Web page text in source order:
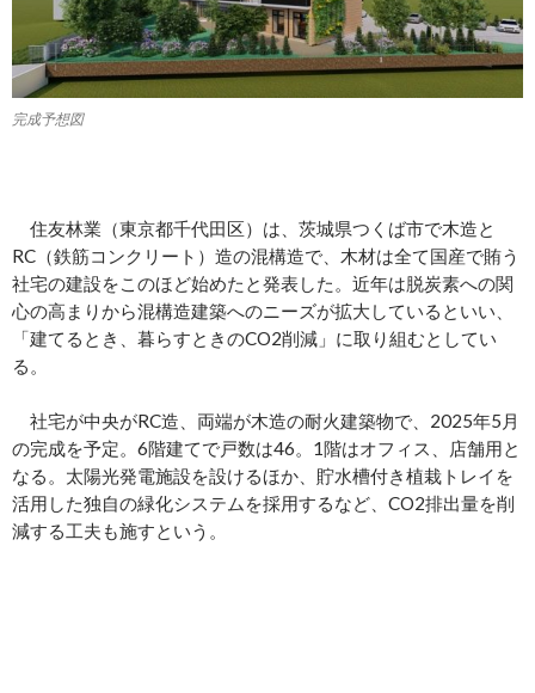
完成予想図
住友林業（東京都千代田区）は、茨城県つくば市で木造と
RC（鉄筋コンクリート）造の混構造で、木材は全て国産で賄う
社宅の建設をこのほど始めたと発表した。近年は脱炭素への関
心の高まりから混構造建築へのニーズが拡大しているといい、
「建てるとき、暮らすときのCO2削減」に取り組むとしてい
る。
社宅が中央がRC造、両端が木造の耐火建築物で、2025年5月
の完成を予定。6階建てで戸数は46。1階はオフィス、店舗用と
なる。太陽光発電施設を設けるほか、貯水槽付き植栽トレイを
活用した独自の緑化システムを採用するなど、CO2排出量を削
減する工夫も施すという。